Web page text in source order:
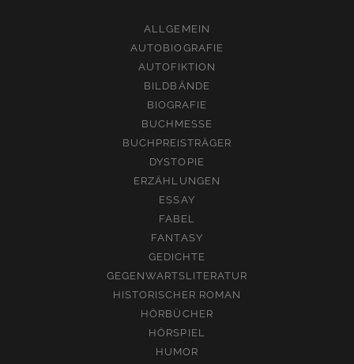
ALLGEMEIN
AUTOBIOGRAFIE
AUTOFIKTION
BILDBÄNDE
BIOGRAFIE
BUCHMESSE
BUCHPREISTRÄGER
DYSTOPIE
ERZÄHLUNGEN
ESSAY
FABEL
FANTASY
GEDICHTE
GEGENWARTSLITERATUR
HISTORISCHER ROMAN
HÖRBÜCHER
HÖRSPIEL
HUMOR